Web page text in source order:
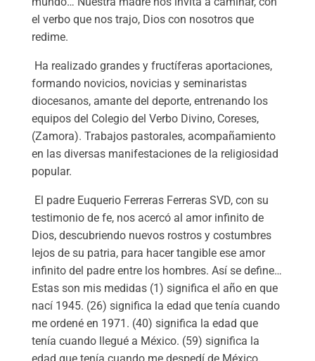
el verbo que nos trajo, Dios con nosotros que
redime.
Ha realizado grandes y fructíferas aportaciones,
formando novicios, novicias y seminaristas
diocesanos, amante del deporte, entrenando los
equipos del Colegio del Verbo Divino, Coreses,
(Zamora). Trabajos pastorales, acompañamiento
en las diversas manifestaciones de la religiosidad
popular.
El padre Euquerio Ferreras Ferreras SVD, con su
testimonio de fe, nos acercó al amor infinito de
Dios, descubriendo nuevos rostros y costumbres
lejos de su patria, para hacer tangible ese amor
infinito del padre entre los hombres. Así se define…
Estas son mis medidas (1) significa el año en que
nací 1945. (26) significa la edad que tenía cuando
me ordené en 1971. (40) significa la edad que
tenía cuando llegué a México. (59) significa la